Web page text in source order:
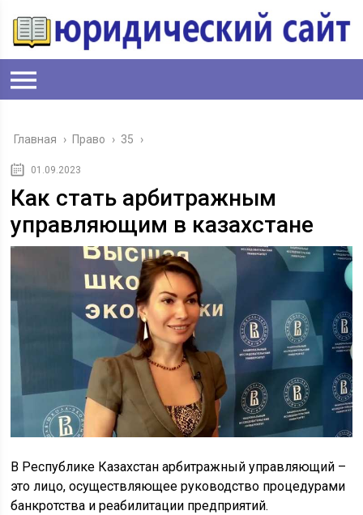
Главная › Право › 35 ›
01.09.2023
Как стать арбитражным
управляющим в казахстане
В Республике Казахстан арбитражный управляющий –
это лицо, осуществляющее руководство процедурами
банкротства и реабилитации предприятий.